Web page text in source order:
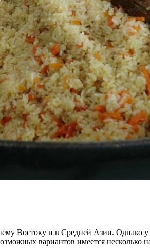
Востоку и в Средней Азии. Однако у
вариантов имеется несколько